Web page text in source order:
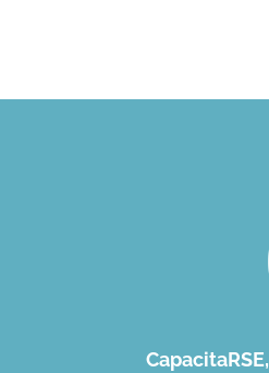
CapacitaRSE,